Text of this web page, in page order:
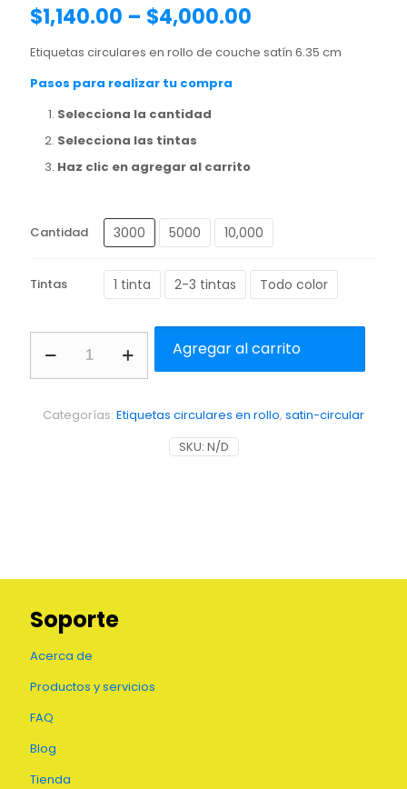
$1,140.00 – $4,000.00
Etiquetas circulares en rollo de couche satín 6.35 cm
Pasos para realizar tu compra
Selecciona la cantidad
Selecciona las tintas
Haz clic en agregar al carrito
Cantidad 3000 5000 10,000
Tintas 1 tinta 2-3 tintas Todo color
circulares
en
de
couche
Agregar al carrito
Categorías: Etiquetas circulares en rollo, satin-circular
SKU: N/D
Soporte
Acerca de
Productos y servicios
FAQ
Blog
Tienda